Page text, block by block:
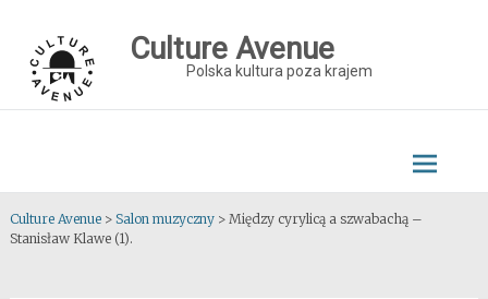
content
Culture Avenue
Polska kultura poza krajem
Culture Avenue> Salon muzyczny> Między cyrylicą a szwabachą –
Stanisław Klawe (1).